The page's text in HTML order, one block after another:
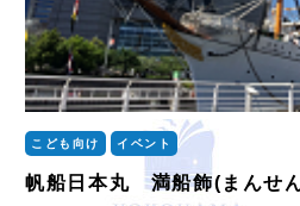
こども向け イベント
帆船日本丸 満船飾(まんせ